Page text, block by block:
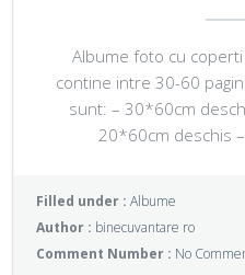
Albume foto cu
contine intre 30-60
sunt: – 30*60cm
20*60cm deschis
Filled under : Albume
Author : binecuvantare ro
Comment Number : No